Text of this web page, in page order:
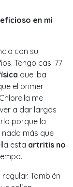
en mi
con su
Tengo casi 77
que iba
el primer
me
a dar largos
porque la
más que
esta artritis no
También